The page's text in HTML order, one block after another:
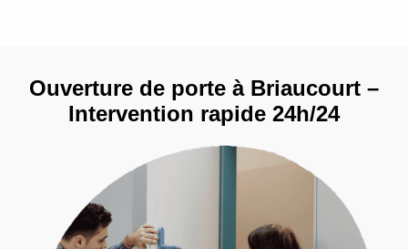
Ouverture de porte à Briaucourt –
Intervention rapide 24h/24